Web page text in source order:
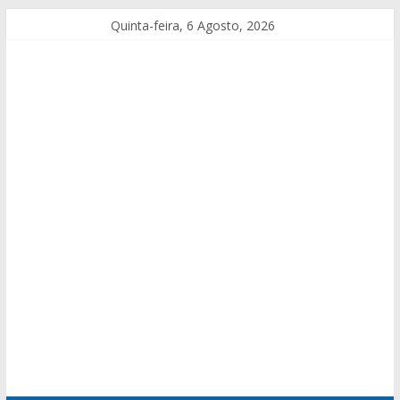
Quinta-feira, 6 Agosto, 2026